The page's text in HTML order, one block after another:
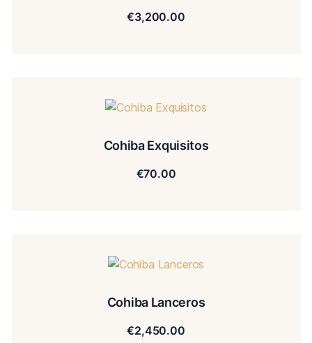
€3,200.00
Cohiba Exquisitos
€70.00
Cohiba Lanceros
€2,450.00